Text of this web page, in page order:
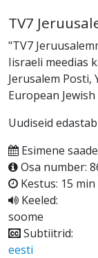
TV7
"TV7
Iisraeli meedias
Jerusalem Posti,
European
Uudiseid
Esimene
Osa number:
Kestus: 15 min
Keeled:
soome
Subtiitrid:
eesti